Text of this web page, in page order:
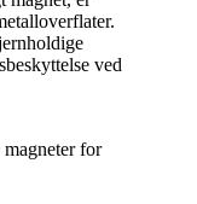
ved